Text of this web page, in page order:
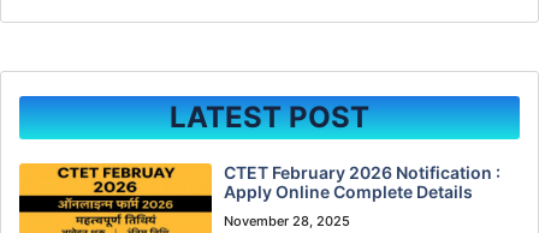
LATEST POST
CTET February 2026 Notification :
Apply Online Complete Details
November 28, 2025